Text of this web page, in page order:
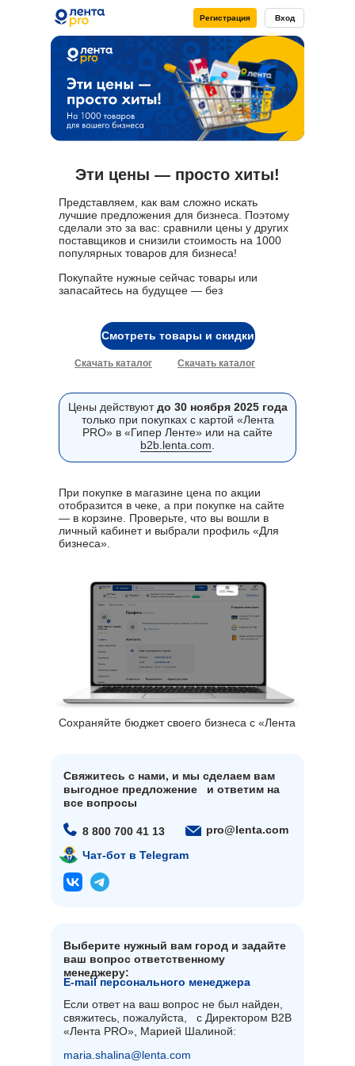
Регистрация Вход
Эти цены — просто хиты!
Представляем, как вам сложно искать
лучшие предложения для бизнеса. Поэтому
сделали это за вас: сравнили цены у других
поставщиков и снизили стоимость на 1000
популярных товаров для бизнеса!
Покупайте нужные сейчас товары или
запасайтесь на будущее — без
Скачать каталог
Скачать каталог
Смотреть товары и скидки
Цены действуютдо 30 ноября 2025 года
только при покупках с картой «Лента
PRO» в «Гипер Ленте» или на сайте
b2b.lenta.com
При покупке в магазине цена по акции
отобразится в чеке, а при покупке на сайте
— в корзине. Проверьте, что вы вошли в
личный кабинет и выбрали профиль «Для
бизнеса».
Сохраняйте бюджет своего бизнеса с «Лента
pro@lenta.com
8 800 700 41 13
Свяжитесь с нами, и мы сделаем вам
выгодное предложение и ответим на
все вопросы
8 800 700 41 13 pro@lenta.com
maria.shalina@lenta.com
E-mail персонального менеджера
Если ответ на ваш вопрос не был найден,
свяжитесь, пожалуйста, с Директором B2B
«Лента PRO», Марией Шалиной:
Выберите нужный вам город и задайте
ваш вопрос ответственному
менеджеру:
Чат-бот в Telegram